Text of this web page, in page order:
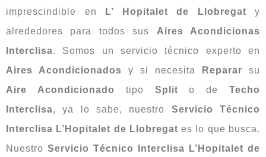
imprescindible en
L’ Hopitalet de Llobregat y
alrededores para todos sus Aires Acondicionas
Interclisa. Somos un servicio técnico experto en
Aires Acondicionados y si necesita Reparar su
Aire Acondicionado
tipo Split o deTecho
Interclisa, ya lo sabe, nuestro Servicio Técnico
Interclisa L’Hopitalet de Llobregat es lo que busca.
Nuestro Servicio Técnico Interclisa L’Hopitalet de